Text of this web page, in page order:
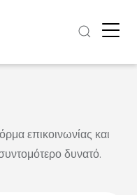
επικοινωνίας και
δυνατό.